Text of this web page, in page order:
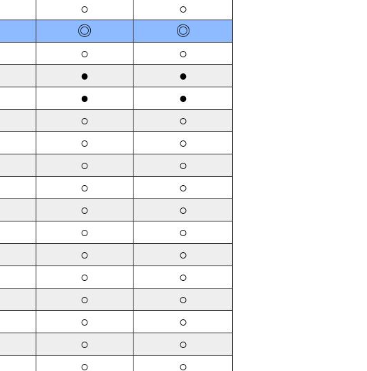
○ ○
◎ ◎
○ ○
● ●
● ●
○ ○
○ ○
○ ○
○ ○
○ ○
○ ○
○ ○
○ ○
○ ○
○ ○
○ ○
○ ○